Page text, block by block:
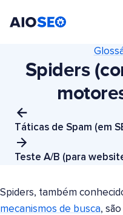
Táticas de Spam (em
Spiders
Teste A/B (para
Spiders, também
mecanismos de busca,